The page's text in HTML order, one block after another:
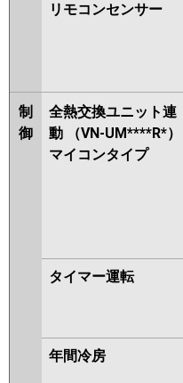
リモコンセンサー
制
御
全熱交換ユニット連
動 （VN-UM****R*）
マイコンタイプ
タイマー運転
年間冷房